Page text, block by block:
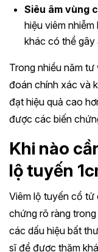
Siêu âm vùng
hiệu viêm
khác có thể gây
Trong nhiều năm
đoán chính xác và
đạt hiệu quả cao
được các biến
Khi nào
lộ tuyến
Viêm lộ tuyến cổ tử
chứng rõ ràng
các dấu hiệu bất
sĩ để được thăm